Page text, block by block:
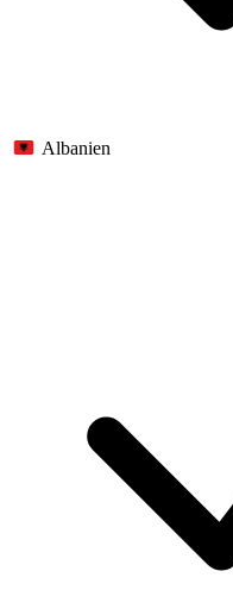
Albanien